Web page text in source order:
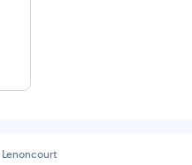
Lenoncourt